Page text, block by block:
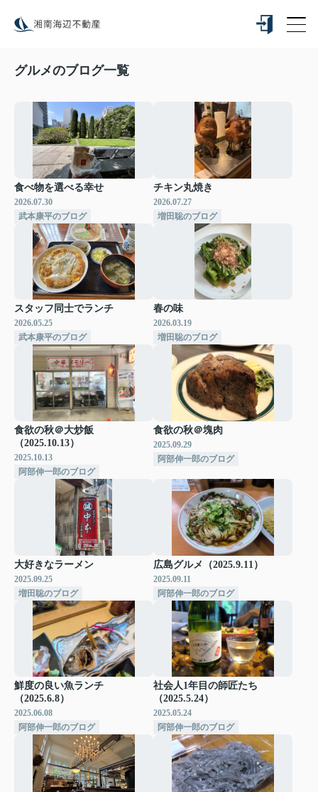
グルメのブログ一覧
食べ物を選べる幸せ
2026.07.30
武本康平のブログ
チキン丸焼き
2026.07.27
増田聡のブログ
スタッフ同士でランチ
2026.05.25
武本康平のブログ
春の味
2026.03.19
増田聡のブログ
食欲の秋＠大炒飯
（2025.10.13）
2025.10.13
阿部伸一郎のブログ
食欲の秋＠塊肉
2025.09.29
阿部伸一郎のブログ
大好きなラーメン
2025.09.25
増田聡のブログ
広島グルメ（2025.9.11）
2025.09.11
阿部伸一郎のブログ
鮮度の良い魚ランチ
（2025.6.8）
2025.06.08
阿部伸一郎のブログ
社会人1年目の師匠たち
（2025.5.24）
2025.05.24
阿部伸一郎のブログ